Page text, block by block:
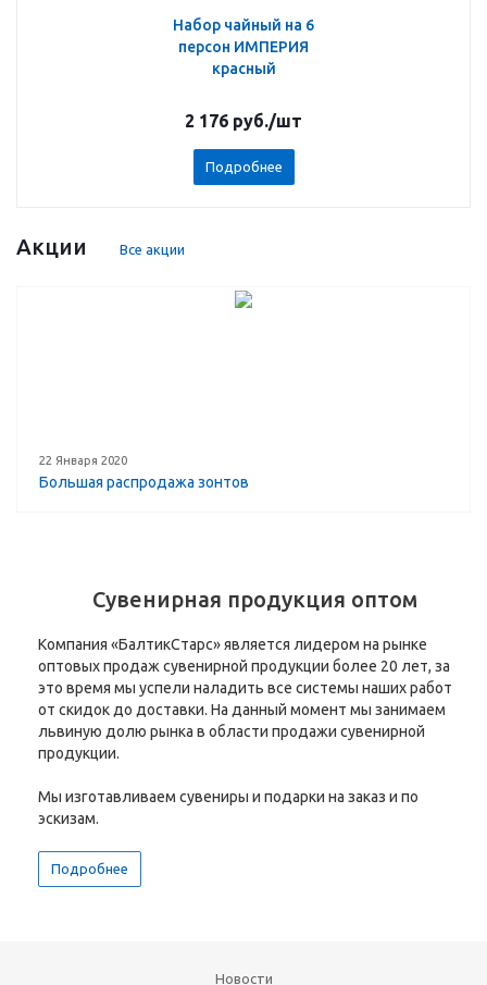
Набор чайный на 6
персон ИМПЕРИЯ
красный
2 176 руб./шт
Подробнее
Акции Все акции
22 Января 2020
Большая распродажа зонтов
Сувенирная продукция оптом
Компания «БалтикСтарс» является лидером на рынке
оптовых продаж сувенирной продукции более 20 лет, за
это время мы успели наладить все системы наших работ
от скидок до доставки. На данный момент мы занимаем
львиную долю рынка в области продажи сувенирной
продукции.
Мы изготавливаем сувениры и подарки на заказ и по
эскизам.
Подробнее
Новости